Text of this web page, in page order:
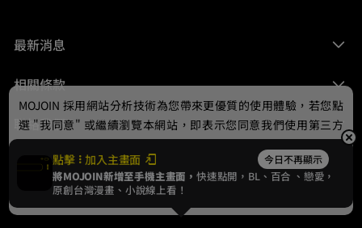
最新消息
相關條款
聯絡我們
© 2024 gamania Digital Entertainment Co., Ltd.
點擊 加入主畫面 今日不再顯示
將MOJOIN新增至手機主畫面，快速點開，BL、 百合 、戀愛，
原創台灣漫畫、小說線上看！
MOJOIN 採用網站分析技術為您帶來更優質的使用體驗，若您點
選 "我同意" 或繼續瀏覽本網站，即表示您同意我們使用第三方
Cookie，欲瞭解更多資訊請見隱私權政策。
我同意